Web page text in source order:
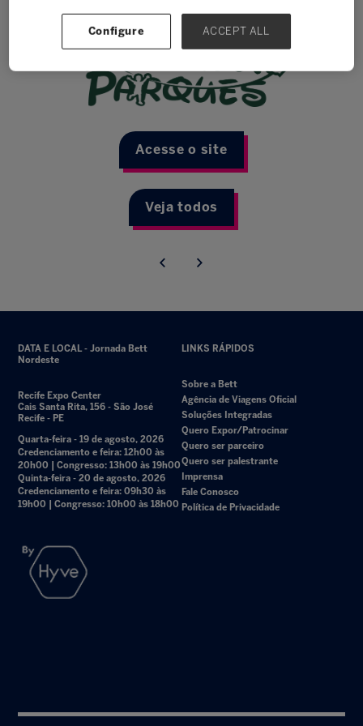
Acesse o site
Veja todos
DATA E LOCAL - Jornada Bett
Nordeste
Recife Expo Center
Cais Santa Rita, 156 - São José
Recife - PE
Quarta-feira - 19 de agosto, 2026
Credenciamento e feira: 12h00 às
20h00 | Congresso: 13h00 às 19h00
Quinta-feira - 20 de agosto, 2026
Credenciamento e feira: 09h30 às
19h00 | Congresso: 10h00 às 18h00
LINKS RÁPIDOS
Sobre a Bett
Agência de Viagens Oficial
Soluções Integradas
Quero Expor/Patrocinar
Quero ser parceiro
Quero ser palestrante
Imprensa
Fale Conosco
Política de Privacidade
Configure ACCEPT ALL